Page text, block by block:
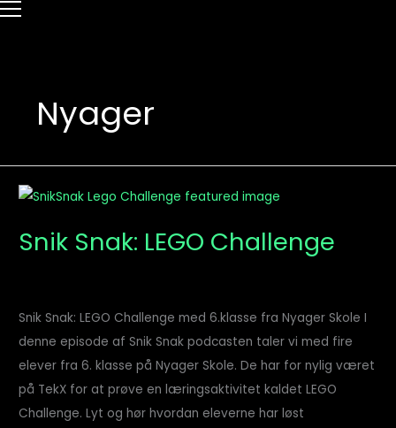
Nyager
Snik Snak: LEGO Challenge
Snik Snak: LEGO Challenge med 6.klasse fra Nyager Skole I
denne episode af Snik Snak podcasten taler vi med fire
elever fra 6. klasse på Nyager Skole. De har for nylig været
på TekX for at prøve en læringsaktivitet kaldet LEGO
Challenge. Lyt og hør hvordan eleverne har løst
Snik
LEGO